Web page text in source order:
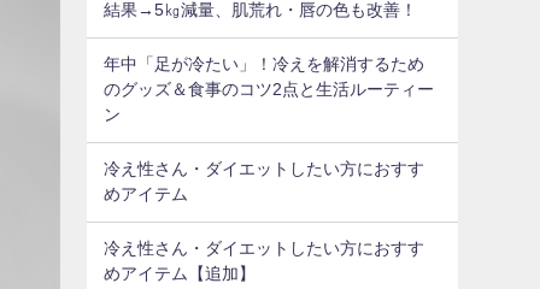
結果→5㎏減量、肌荒れ・唇の色も改善！
年中「足が冷たい」！冷えを解消するため
のグッズ＆食事のコツ2点と生活ルーティー
ン
冷え性さん・ダイエットしたい方におすす
めアイテム
冷え性さん・ダイエットしたい方におすす
めアイテム【追加】